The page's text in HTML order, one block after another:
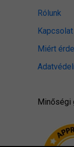
Rólunk
Kapcsolat
Miért
Minőségi